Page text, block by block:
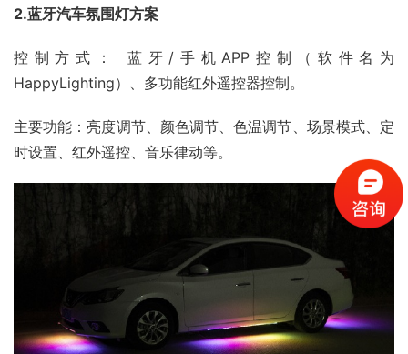
2.蓝牙汽车氛围灯方案
控制方式： 蓝牙/手机APP控制（软件名为
HappyLighting）、多功能红外遥控器控制。
主要功能：亮度调节、颜色调节、色温调节、场景模式、定
时设置、红外遥控、音乐律动等。